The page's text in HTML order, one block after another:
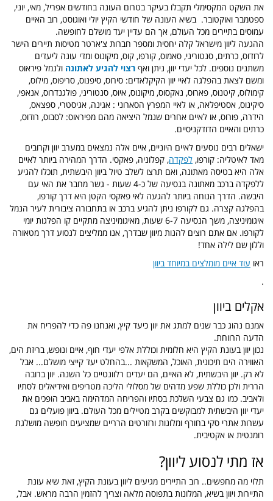
את השקט המקסימלי תקבלו בעיקר בטרום העונה בחודשים אפריל, מאי, יוני,
ספטמבר ואוקטובר. בשיא העונה של חודשי הקיץ יולי ואוגוסט, רוב האיים
עמוסים בתיירים מכל העולם, אך הם עדיין יעד מושלם לחופשה.
ההגעה ליוון מישראל קלה יחסית ומספר חברות צ'ארטר מטיסות תיירים הישר
לרודוס, כרתים, סנטוריני, סאמוס, קורפו, קוס, מיקונוס ומדי עונה ליעדים
משתנים נוספים. לכל יעדי יוון, ניתן ואף רצוי להגיע לאתונה ולנמל פיראוס
ומשם לצאת בהפלגה לאיי יוון הקיקלאדים: סירוס, סיפנוס, סריפוס, מילוס,
קימולוס, קיטנוס, פארוס, נאקסוס, מיקונוס, איוס, סנטוריני, פולגנדרוס, אנאפי,
סיקינוס, אסטיפלאה, או לאיי המפרץ הסארוני : אגינה, אגיסטרי, ספצאס,
הידרה, פורוס, או לאיים אחרים שנמל היציאה מהם מפיראוס: לסבוס, רודוס,
כרתים והאיים הדודקניסיים.
ישאלים רבים נוסעים לאיים היוניים, איים אלה נמצאים במערב יוון וקרובים
מאד לאיטליה: קורפו, לפקדה, קפלוניה, פאקסי. הדרך המהירה ביותר לאיים
אלה היא בטיסה מאתונה, ואם תרצו לשלב טיול ביוון היבשתית, תוכלו להגיע
ללפקדה ברכב מאתונה בנסיעה של כ-4 שעות - גשר מחבר את האי עם
היבשה. הדרך הנוחה ביותר להגעה לאי פאקסי הקטן היא דרך קורפו,
בהפלגה קצרה. גם לקורפו ניתן להגיע ברכב או בתחבורה ציבורית לעיר הנמל
איגומיניצה, משך הנסיעה 6-7 שעות, מאיגומיניצה מתקיים קו הפלגות יומי
לקורפו. אם אתם רוצים להנות מיוון שבדרך, אנו ממליצים לנסוע דרך מטאורה
וללון שם לילה אחד!
ראו עוד איים מומלצים במיוחד ביוון
.
אקלים ביוון
אמנם נהוג כבר שנים למתג את יוון כיעד קיץ, ואנחנו פה כדי להפריח את
הדעה הרווחת.
נכון יוון בעונת הקיץ היא חלומית וכוללת אלפי יעדי חוף, איים ונופש, בריזת הים,
האווירה הים תיכונית, האוכל, המשקאות ...בהחלט יעד קייצי מושלם... אבל
לא רק. יוון היבשתית, לא האיים, הם יעדים רלוונטיים כל השנה. יוון ברובה
הררית ולכן כוללת שפע מדהים של מסלולי הליכה מטריפים ואידיאלים לסתיו
ולאביב. כמו גם צבעי השלכת בסתיו והפריחה המדהימה באביב הופכים את
יעדי יוון היבשתית למבוקשים בקרב מטיילים מכל העולם. ביוון פועלים גם
עשרות אתרי סקי בחורף ומלונות ורזורטים הרריים שמציעים חופשה מושלגת
רומנטית או אקטיבית.
אז מתי לנסוע ליוון?
תלוי מה מחפשים.. רוב התיירים מגיעים ליוון בעונת הקיץ, זאת שיא עונת
התיירות ויוון בשיא, המלונות בתפוסה מלאה וצריך להזמין הרבה מראש. אבל,